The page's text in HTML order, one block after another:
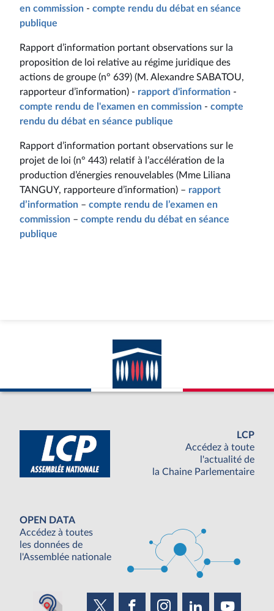
en commission - compte rendu du débat en séance
publique
Rapport d’information portant observations sur la
proposition de loi relative au régime juridique des
actions de groupe (n° 639) (M. Alexandre SABATOU,
rapporteur d’information) - rapport d'information -
compte rendu de l'examen en commission - compte
rendu du débat en séance publique
Rapport d’information portant observations sur le
projet de loi (n° 443) relatif à l’accélération de la
production d’énergies renouvelables (Mme Liliana
TANGUY, rapporteure d’information) – rapport
d’information – compte rendu de l’examen en
commission – compte rendu du débat en séance
publique
LCP
Accédez à toute
l'actualité de
la Chaine Parlementaire
OPEN DATA
Accédez à toutes
les données de
l'Assemblée nationale